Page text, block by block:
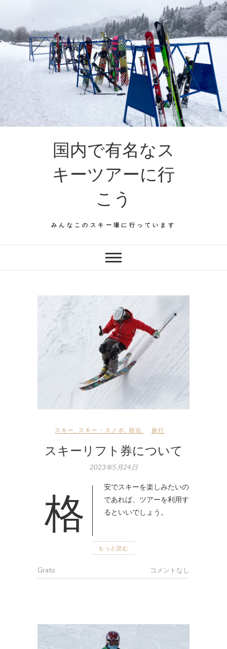
国内で有名なス
キーツアーに行
こう
みんなこのスキー場に行っています
スキー スキー・スノボ 宿泊 旅行
スキーリフト券について
2023年5月24日
格安でスキーを楽しみたいの
であれば、ツアーを利用す
るといいでしょう。
もっと読む
Grato コメントなし